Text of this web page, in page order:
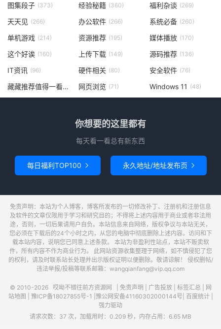
图集段子 (373) 经验秘籍 (360) 福利杂谈 (269)
天天见 (266) 办公软件 (266) 系统必备 (260)
单机游戏 (214) 资源推荐 (195) 媒体播放 (170)
这个好诶 (160) 上传下载 (149) 源码推荐 (136)
IT资讯 (96) 硬件相关 (80) 安全软件 (76)
藏藏推荐值得一看 网页浏览 (71) Windows 11 (48)
你想要的这里都有
每天看一看总有新东西
每日福利TOP100  永久地址/地址发布页 
免责声明：本站为个人博客，博客所发布的一切修改补丁、注册机和注册信息
及软件的文章仅限用于学习和研究目的；不得将上述内容用于商业或者非法用
途，否则，一切后果请用户自负。本站信息来自网络，版权争议与本站无关，
您必须在下载后的24个小时之内，从您的电脑中彻底删除上述内容。访问和下
载本站内容，说明您已同意上述条款。 本站为非盈利性站点，本站不贩卖软
件，所有内容不作为商业行为。 此网站资源收集整理于网络，如不慎侵犯了您
的权利，请及时联系站长处理并出示版权证明以便删除。敬请谅解！ 侵权删帖/
违法举报/投稿等联系邮箱：wangqianfang@vip.qq.com
© 2010-2026 哎呦不错往前方资源网 免责声明 广告投放| 标签汇总
网
站地图
豫ICP备18027855号-1 豫公网安备41160302000144号 百度统计|
强力驱动
请求次数：37 次，加载用时：0.209 秒，内存占用：6.65 MB